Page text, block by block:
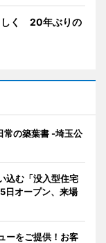
しく 20年ぶりの
常の築葉書 -埼玉公
込む「没入型住宅
日オープン、来場
ーをご提供！お客